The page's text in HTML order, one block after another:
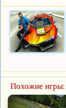
Похожие игры: